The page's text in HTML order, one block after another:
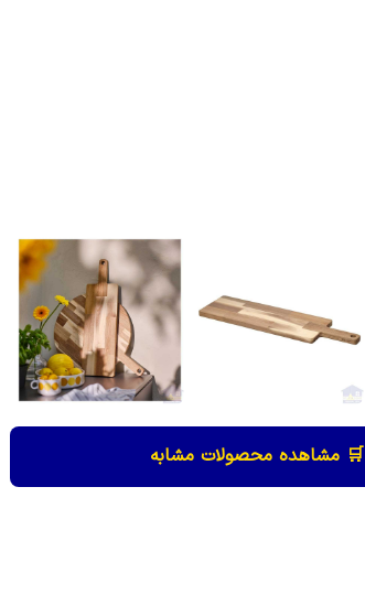
🛒 مشاهده محصولات مشابه